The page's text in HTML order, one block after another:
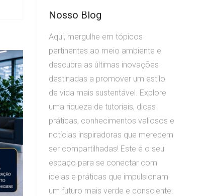
Nosso Blog
Aqui, mergulhe em tópicos
pertinentes ao meio ambiente e
descubra as últimas inovações
destinadas a promover um estilo
de vida mais sustentável. Explore
uma riqueza de tutoriais, dicas
práticas, conhecimentos valiosos e
notícias inspiradoras que merecem
ser compartilhadas! Este é o seu
espaço para se conectar com
ideias e práticas que impulsionam
um futuro mais verde e consciente.